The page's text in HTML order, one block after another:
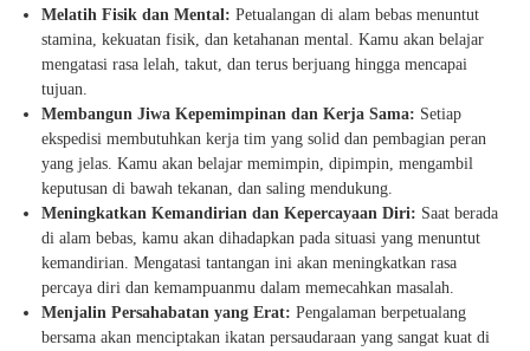
Melatih Fisik dan Mental: Petualangan di alam bebas menuntut
stamina, kekuatan fisik, dan ketahanan mental. Kamu akan belajar
mengatasi rasa lelah, takut, dan terus berjuang hingga mencapai
tujuan.
Membangun Jiwa Kepemimpinan dan Kerja Sama: Setiap
ekspedisi membutuhkan kerja tim yang solid dan pembagian peran
yang jelas. Kamu akan belajar memimpin, dipimpin, mengambil
keputusan di bawah tekanan, dan saling mendukung.
Meningkatkan Kemandirian dan Kepercayaan Diri: Saat berada
di alam bebas, kamu akan dihadapkan pada situasi yang menuntut
kemandirian. Mengatasi tantangan ini akan meningkatkan rasa
percaya diri dan kemampuanmu dalam memecahkan masalah.
Menjalin Persahabatan yang Erat: Pengalaman berpetualang
bersama akan menciptakan ikatan persaudaraan yang sangat kuat di